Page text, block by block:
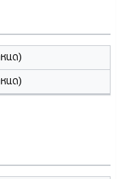
นด)
นด)